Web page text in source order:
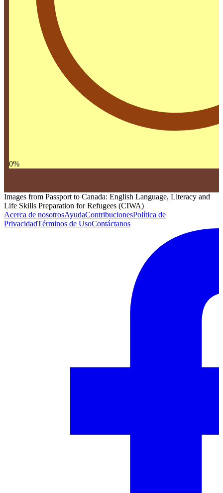
0%
Images from Passport to Canada: English Language, Literacy and
Life Skills Preparation for Refugees (CIWA)
Acerca de nosotrosAyudaContribucionesPolítica de
PrivacidadTérminos de UsoContáctanos